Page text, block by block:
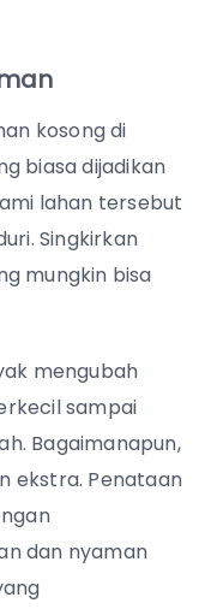
kosong di
biasa dijadikan
lahan tersebut
Singkirkan
mungkin bisa
mengubah
sampai
Bagaimanapun,
ekstra. Penataan
dan nyaman